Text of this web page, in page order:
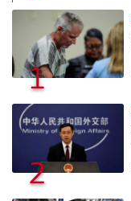
1
2